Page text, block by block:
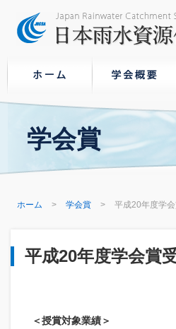
学会賞
ホーム 学会賞 平成20年度学
平成20年度学会賞
＜授賞対象業績＞